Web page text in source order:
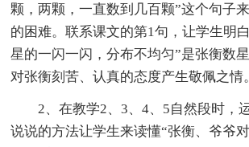
颗，两颗，一直数到几百颗”这个句子
的困难。联系课文的第1句，让学生明
星的一闪一闪，分布不均匀”是张衡数
对张衡刻苦、认真的态度产生敬佩之情。
2、在教学2、3、4、5自然段时，运
说说的方法让学生来读懂“张衡、爷爷